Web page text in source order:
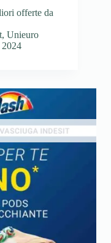
offerte da
, Unieuro